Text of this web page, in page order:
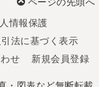
情報保護
法に基づく表示
せ 新規会員登録